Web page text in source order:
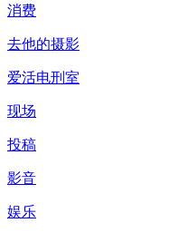
消费
去他的摄影
爱活电刑室
现场
投稿
影音
娱乐